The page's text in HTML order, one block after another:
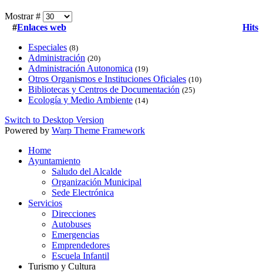
Mostrar #
#Enlaces web
Hits
Especiales (8)
Administración (20)
Administración Autonomica (19)
Otros Organismos e Instituciones Oficiales (10)
Bibliotecas y Centros de Documentación (25)
Ecología y Medio Ambiente (14)
Switch to Desktop Version
Powered by Warp Theme Framework
Home
Ayuntamiento
Saludo del Alcalde
Organización Municipal
Sede Electrónica
Servicios
Direcciones
Autobuses
Emergencias
Emprendedores
Escuela Infantil
Turismo y Cultura